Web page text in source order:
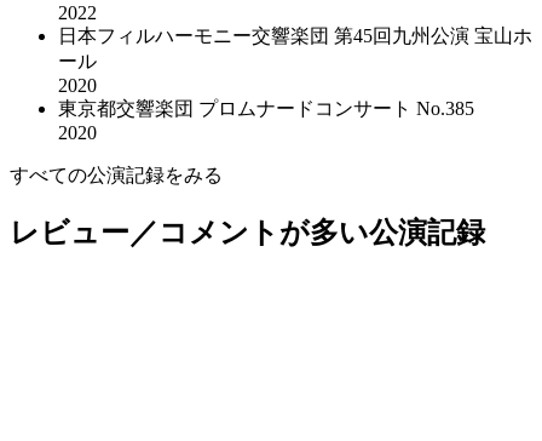
2022
日本フィルハーモニー交響楽団 第45回九州公演 宝山ホ
ール
2020
東京都交響楽団 プロムナードコンサート No.385
2020
すべての公演記録をみる
レビュー／コメントが多い公演記録
2011年
NHK交響楽団 第1706回定期公演Aプログラム
2024年
名古屋フィルハーモニー交響楽団 第520回定期演奏会